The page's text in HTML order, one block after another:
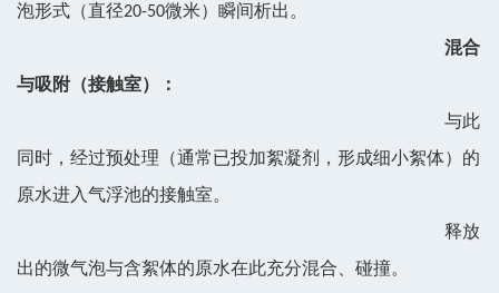
泡形式（直径20-50微米）瞬间析出。
混合
与吸附（接触室）：
与此
同时，经过预处理（通常已投加絮凝剂，形成细小絮体）的
原水进入气浮池的接触室。
释放
出的微气泡与含絮体的原水在此充分混合、碰撞。